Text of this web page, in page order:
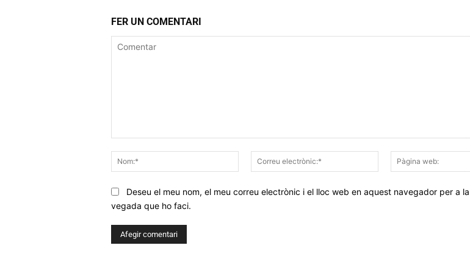
FER UN COMENTARI
Nom:*
Correu
electrònic:*
Deseu el meu nom, el meu correu electrònic i el lloc web en aquest navegador per a
vegada que ho faci.